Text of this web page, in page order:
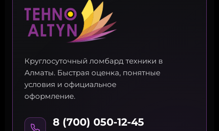
Круглосуточный ломбард техники в
Алматы. Быстрая оценка, понятные
условия и официальное
оформление.
8 (700) 050-12-45